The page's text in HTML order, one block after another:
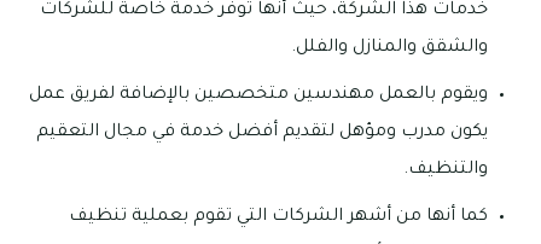
خدمات هذا الشركة، حيث أنها توفر خدمة خاصة للشركات
والشقق والمنازل والفلل.
ويقوم بالعمل مهندسين متخصصين بالإضافة لفريق عمل
يكون مدرب ومؤهل لتقديم أفضل خدمة في مجال التعقيم
والتنظيف.
كما أنها من أشهر الشركات التي تقوم بعملية تنظيف